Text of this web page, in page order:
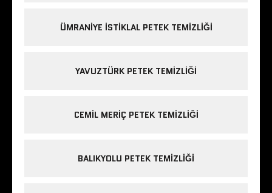
ÜMRANIYE ISTIKLAL PETEK TEMIZLIĞI
YAVUZTÜRK PETEK TEMIZLIĞI
CEMIL MERIÇ PETEK TEMIZLIĞI
BALIKYOLU PETEK TEMIZLIĞI